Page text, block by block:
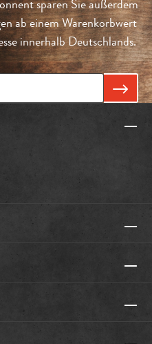
sparen Sie außerdem
ab einem Warenkorbwert
innerhalb Deutschlands.